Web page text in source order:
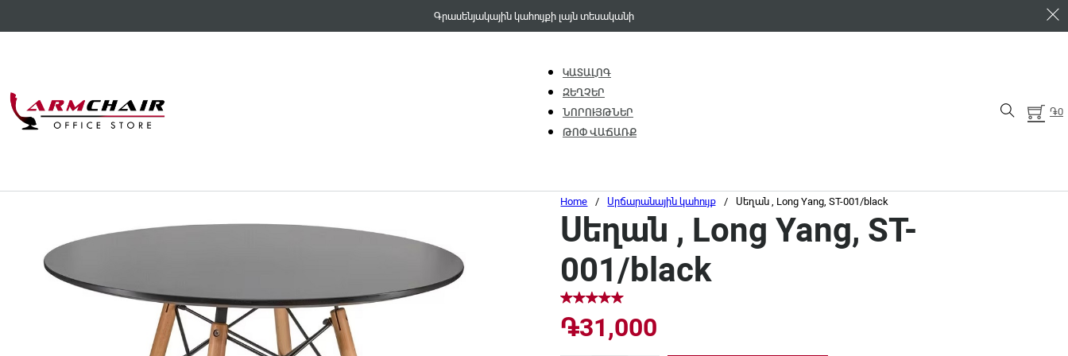
Գրասենյակային կահույքի լայն տեսականի
ԿԱՏԱԼՈԳ
ԶԵՂՉԵՐ
ՆՈՐՈՒՅԹՆԵՐ
ԹՈՓ ՎԱՃԱՌՔ
֏0
Home / Սրճարանային կահույք / Սեղան , Long Yang, ST-001/black
Սեղան , Long Yang, ST-
001/black
֏31,000